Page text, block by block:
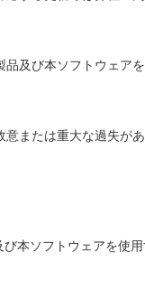
及び本ソフトウェ
または重大な過失が
本ソフトウェアを使